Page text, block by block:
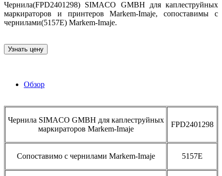
Чернила(FPD2401298) SIMACO GMBH для каплеструйных
маркираторов и принтеров Markem-Imaje, сопоставимы с
чернилами(5157E) Markem-Imaje.
Узнать цену
Обзор
Чернила SIMACO GMBH для каплеструйных
маркираторов Markem-Imaje
FPD2401298
Сопоставимо с чернилами Markem-Imaje 5157E